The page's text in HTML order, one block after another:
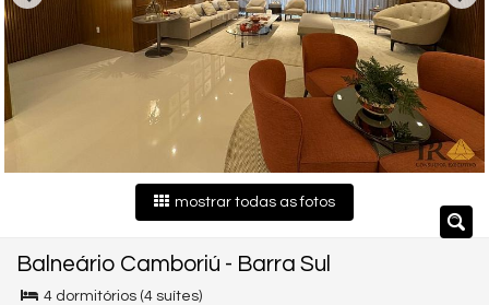
mostrar todas as fotos
Balneário Camboriú - Barra Sul
4 dormitórios (4 suítes)